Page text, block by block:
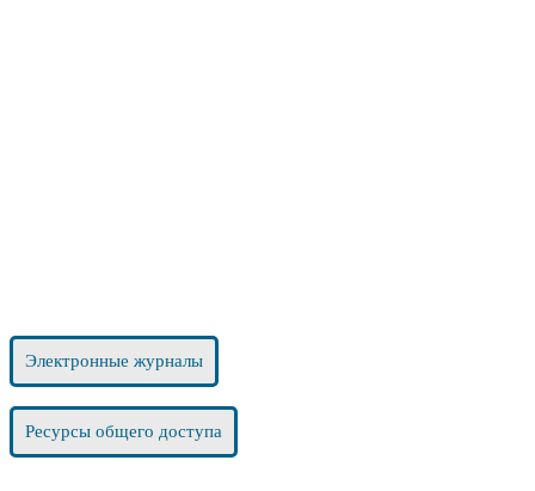
Электронные журналы
Ресурсы общего доступа